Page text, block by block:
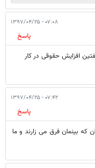
۰۷:۰۸ - ۱۳۹۷/۰۴/۲۵
پاسخ
افزایش حقوقی در کار
۰۷:۴۲ - ۱۳۹۷/۰۴/۲۵
پاسخ
که بینمان فرق می زارند و ما